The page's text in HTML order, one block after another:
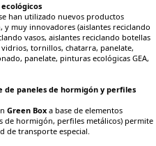
han utilizado nuevos productos
y muy innovadores (aislantes reciclando
vasos, aislantes reciclando botellas
tornillos, chatarra, panelate,
panelate, pinturas ecológicas GEA,
de paneles de hormigón y perfiles
Green Box a base de elementos
de hormigón, perfiles metálicos) permite
de transporte especial.